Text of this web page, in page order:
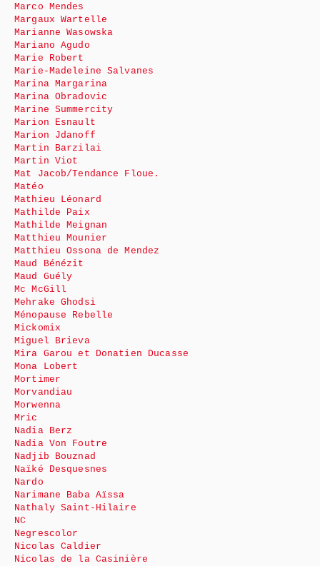
Marco Mendes
Margaux Wartelle
Marianne Wasowska
Mariano Agudo
Marie Robert
Marie-Madeleine Salvanes
Marina Margarina
Marina Obradovic
Marine Summercity
Marion Esnault
Marion Jdanoff
Martin Barzilai
Martin Viot
Mat Jacob/Tendance Floue.
Matéo
Mathieu Léonard
Mathilde Paix
Mathilde Meignan
Matthieu Mounier
Matthieu Ossona de Mendez
Maud Bénézit
Maud Guély
Mc McGill
Mehrake Ghodsi
Ménopause Rebelle
Mickomix
Miguel Brieva
Mira Garou et Donatien Ducasse
Mona Lobert
Mortimer
Morvandiau
Morwenna
Mric
Nadia Berz
Nadia Von Foutre
Nadjib Bouznad
Naïké Desquesnes
Nardo
Narimane Baba Aïssa
Nathaly Saint-Hilaire
NC
Negrescolor
Nicolas Caldier
Nicolas de la Casinière